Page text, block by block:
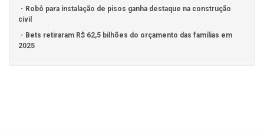
Robô para instalação de pisos ganha destaque na construção
civil
Bets retiraram R$ 62,5 bilhões do orçamento das famílias em
2025